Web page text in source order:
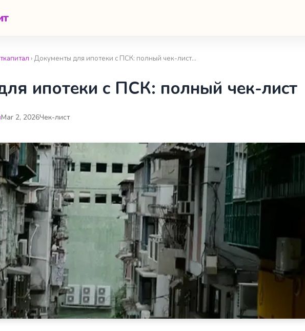
› Документы для ипотеки с ПСК: полный чек-лист…
ипотеки с ПСК: полный чек-лист
Mar 2, 2026Чек-лист